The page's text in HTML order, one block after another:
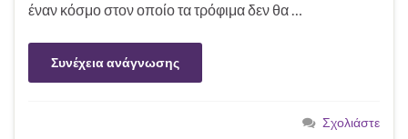
έναν κόσμο στον οποίο τα τρόφιμα δεν θα …
Συνέχεια ανάγνωσης
Σχολιάστε